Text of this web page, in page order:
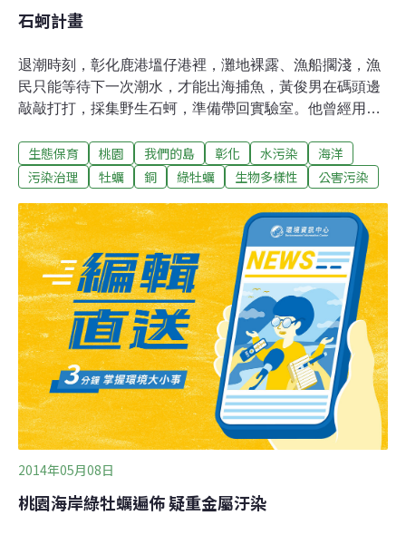
石蚵計畫
退潮時刻，彰化鹿港塭仔港裡，灘地裸露、漁船擱淺，漁
民只能等待下一次潮水，才能出海捕魚，黃俊男在碼頭邊
敲敲打打，採集野生石蚵，準備帶回實驗室。他曾經用3
異，於是和環保團體合作，展開石蚵計畫...左手拿扁鑽，
右手拿鐵鎚，把附生在碼頭邊的石蚵敲下來，黃俊男想從
番雅溝出海口北岸的塭仔港，隨機敲開幾個石蚵，有的鰓
微微泛綠，有的則呈現黃色。黃俊男表示，不知道到底正
不正常，以前對石蚵的了解，都是乳白色，這些微綠、泛
黃的石蚵，顯然有問題。港邊漁民好奇這位年輕人在做什
麼，閒聊之後，漁民說十幾年來，這裡的石蚵沒人敢吃，
因為有點綠綠的。黃俊男與看守台灣協會，選取了42處河
口或海岸的石蚵，從淡水河口一路往南走，景象讓他萬分
憂慮，最嚴重的在桃園，竹圍和永安漁港都是綠的石蚵，
彰化或多或少呈現綠化現象，讓黃俊男很焦慮，因為
生態保育 桃園 我們的島 彰化 水污染
海洋
污染治理
牡蠣 銅 綠牡蠣 生物多樣性 公害污染
2014年05月08日
桃園海岸綠牡蠣遍佈 疑重金屬汙染